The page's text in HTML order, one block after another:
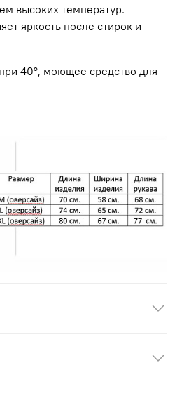
высоких температур.
яркость после стирок и
40°, моющее средство для